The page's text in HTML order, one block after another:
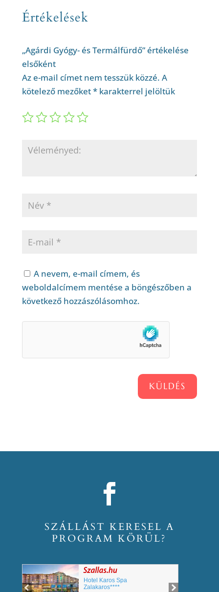
Értékelések
„Agárdi Gyógy- és Termálfürdő” értékelése
elsőként
Az e-mail címet nem tesszük közzé. A
kötelező mezőket*karakterrel jelöltük
A nevem, e-mail címem, és
weboldalcímem mentése a böngészőben a
következő hozzászólásomhoz.
KÜLDÉS
SZÁLLÁST KERESEL A
PROGRAM KÖRÜL?